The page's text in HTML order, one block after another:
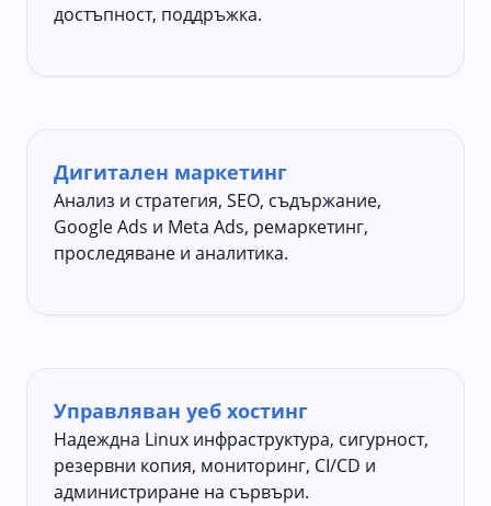
достъпност, поддръжка.
Дигитален маркетинг
Анализ и стратегия, SEO, съдържание,
Google Ads и Meta Ads, ремаркетинг,
проследяване и аналитика.
Управляван уеб хостинг
Надеждна Linux инфраструктура, сигурност,
резервни копия, мониторинг, CI/CD и
администриране на сървъри.